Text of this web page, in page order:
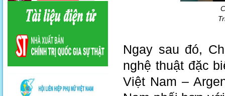
Ngay sau đó,
nghệ thuật đặc
Việt Nam –